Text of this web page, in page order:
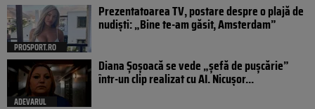
PROSPORT.RO
Prezentatoarea TV, postare despre o plajă de
nudiști: „Bine te-am găsit, Amsterdam”
ADEVARUL
Diana Șoșoacă se vede „șefă de pușcărie”
într-un clip realizat cu AI. Nicușor...